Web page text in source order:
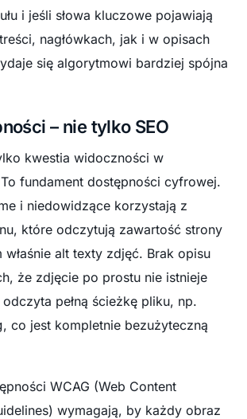
i jeśli słowa kluczowe pojawiają
nagłówkach, jak i w opisach
się algorytmowi bardziej spójna
– nie tylko SEO
kwestia widoczności w
fundament dostępności cyfrowej.
i niedowidzące korzystają z
które odczytują zawartość strony
właśnie alt texty zdjęć. Brak opisu
że zdjęcie po prostu nie istnieje
pełną ścieżkę pliku, np.
, co jest kompletnie bezużyteczną
WCAG (Web Content
wymagają, by każdy obraz